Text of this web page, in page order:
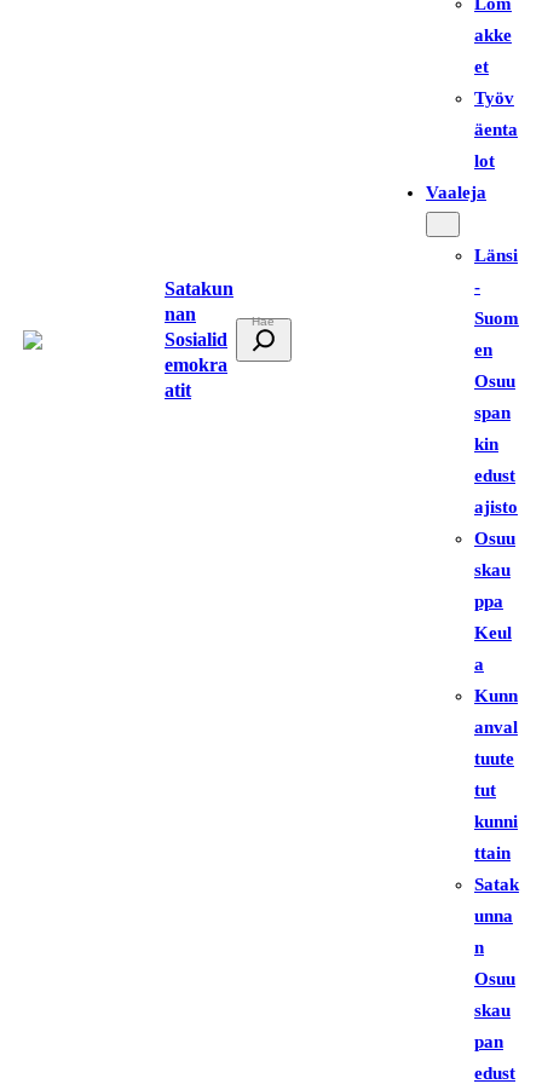
Satakun
nan
Sosialid
emokra
atit
t
akke
et
Työv
äenta
lot
Vaaleja
Länsi
-
Suom
en
Osuu
span
kin
edust
ajisto
Osuu
skau
ppa
Keul
a
Kunn
anval
tuute
tut
kunni
ttain
Satak
unna
n
Osuu
skau
pan
edust